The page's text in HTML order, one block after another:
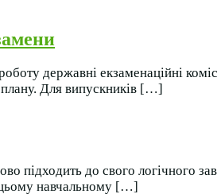
інформальну освіту
державні екзаменаційні
Для випускників […]
підходить до свого логічного
цьому навчальному […]